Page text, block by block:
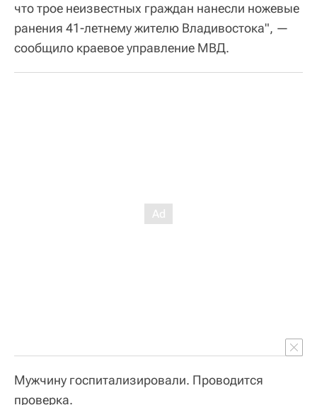
что трое неизвестных граждан нанесли ножевые
ранения 41-летнему жителю Владивостока", —
сообщило краевое управление МВД.
Мужчину госпитализировали. Проводится
проверка.